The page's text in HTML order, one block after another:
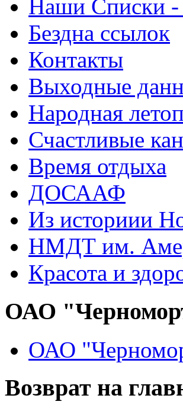
Наши Списки
Бездна ссылок
Контакты
Выходные
Народная
Счастливые
Время отдыха
ДОСААФ
Из историии
НМДТ им.
Красота и
ОАО
ОАО
Возврат на